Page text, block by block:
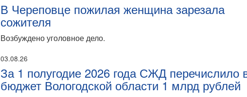
В Череповце пожилая женщина зарезала
сожителя
Возбуждено уголовное дело.
03.08.26
За 1 полугодие 2026 года СЖД перечислило
бюджет Вологодской области 1 млрд рублей